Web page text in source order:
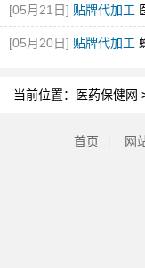
[05月21日] 贴牌代加工
[05月20日] 贴牌代加工
当前位置：
医药保健网
首页 网